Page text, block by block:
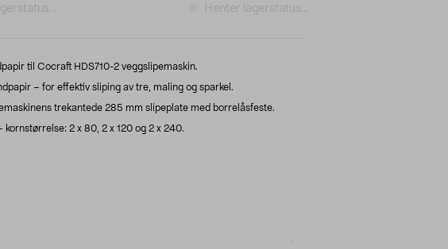
Henter lagerstatus...
til Cocraft HDS710-2 veggslipemaskin.
– for effektiv sliping av tre, maling og sparkel.
trekantede 285 mm slipeplate med borrelåsfeste.
kornstørrelse: 2 x 80, 2 x 120 og 2 x 240.